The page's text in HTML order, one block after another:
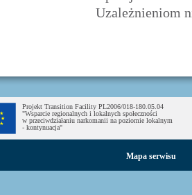
Uzależnieniom
Projekt Transition Facility PL2006/018-180.05.04
"Wsparcie regionalnych i lokalnych społeczności
w przeciwdziałaniu narkomanii na poziomie lokalnym
- kontynuacja"
Mapa serwisu